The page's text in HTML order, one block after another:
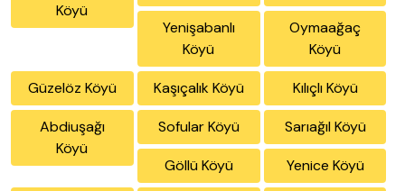
Köyü
Yenişabanlı
Köyü
Oymaağaç
Köyü
Güzelöz Köyü Kaşıçalık Köyü Kılıçlı Köyü
Abdiuşağı
Köyü
Sofular Köyü Sarıağıl Köyü
Göllü Köyü Yenice Köyü